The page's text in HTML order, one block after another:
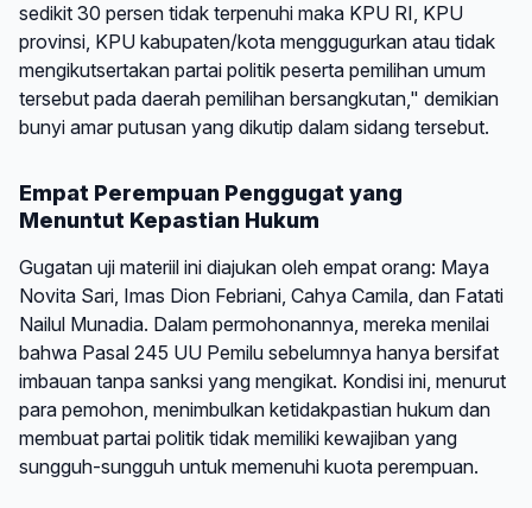
sedikit 30 persen tidak terpenuhi maka KPU RI, KPU
provinsi, KPU kabupaten/kota menggugurkan atau tidak
mengikutsertakan partai politik peserta pemilihan umum
tersebut pada daerah pemilihan bersangkutan," demikian
bunyi amar putusan yang dikutip dalam sidang tersebut.
Empat Perempuan Penggugat yang
Menuntut Kepastian Hukum
Gugatan uji materiil ini diajukan oleh empat orang: Maya
Novita Sari, Imas Dion Febriani, Cahya Camila, dan Fatati
Nailul Munadia. Dalam permohonannya, mereka menilai
bahwa Pasal 245 UU Pemilu sebelumnya hanya bersifat
imbauan tanpa sanksi yang mengikat. Kondisi ini, menurut
para pemohon, menimbulkan ketidakpastian hukum dan
membuat partai politik tidak memiliki kewajiban yang
sungguh-sungguh untuk memenuhi kuota perempuan.